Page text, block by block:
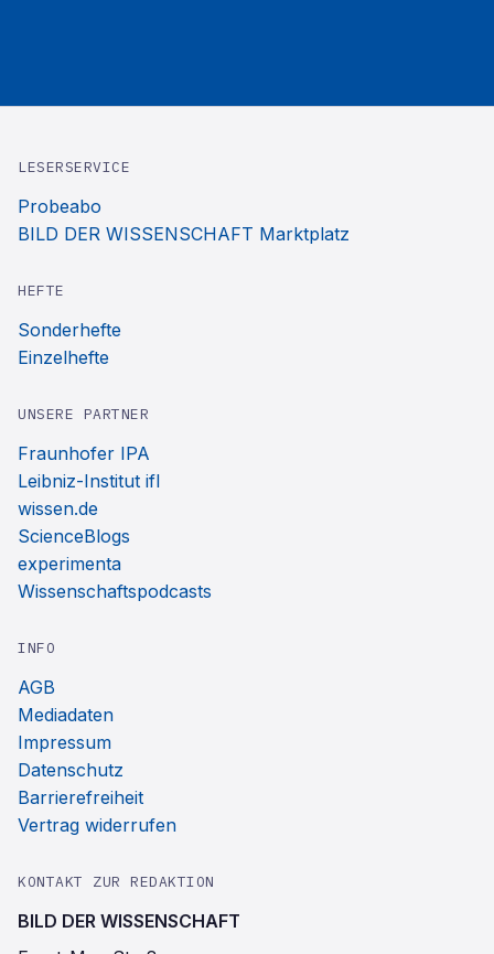
LESERSERVICE
Probeabo
BILD DER WISSENSCHAFT Marktplatz
HEFTE
Sonderhefte
Einzelhefte
UNSERE PARTNER
Fraunhofer IPA
Leibniz-Institut ifl
wissen.de
ScienceBlogs
experimenta
Wissenschaftspodcasts
INFO
AGB
Mediadaten
Impressum
Datenschutz
Barrierefreiheit
Vertrag widerrufen
KONTAKT ZUR REDAKTION
BILD DER WISSENSCHAFT